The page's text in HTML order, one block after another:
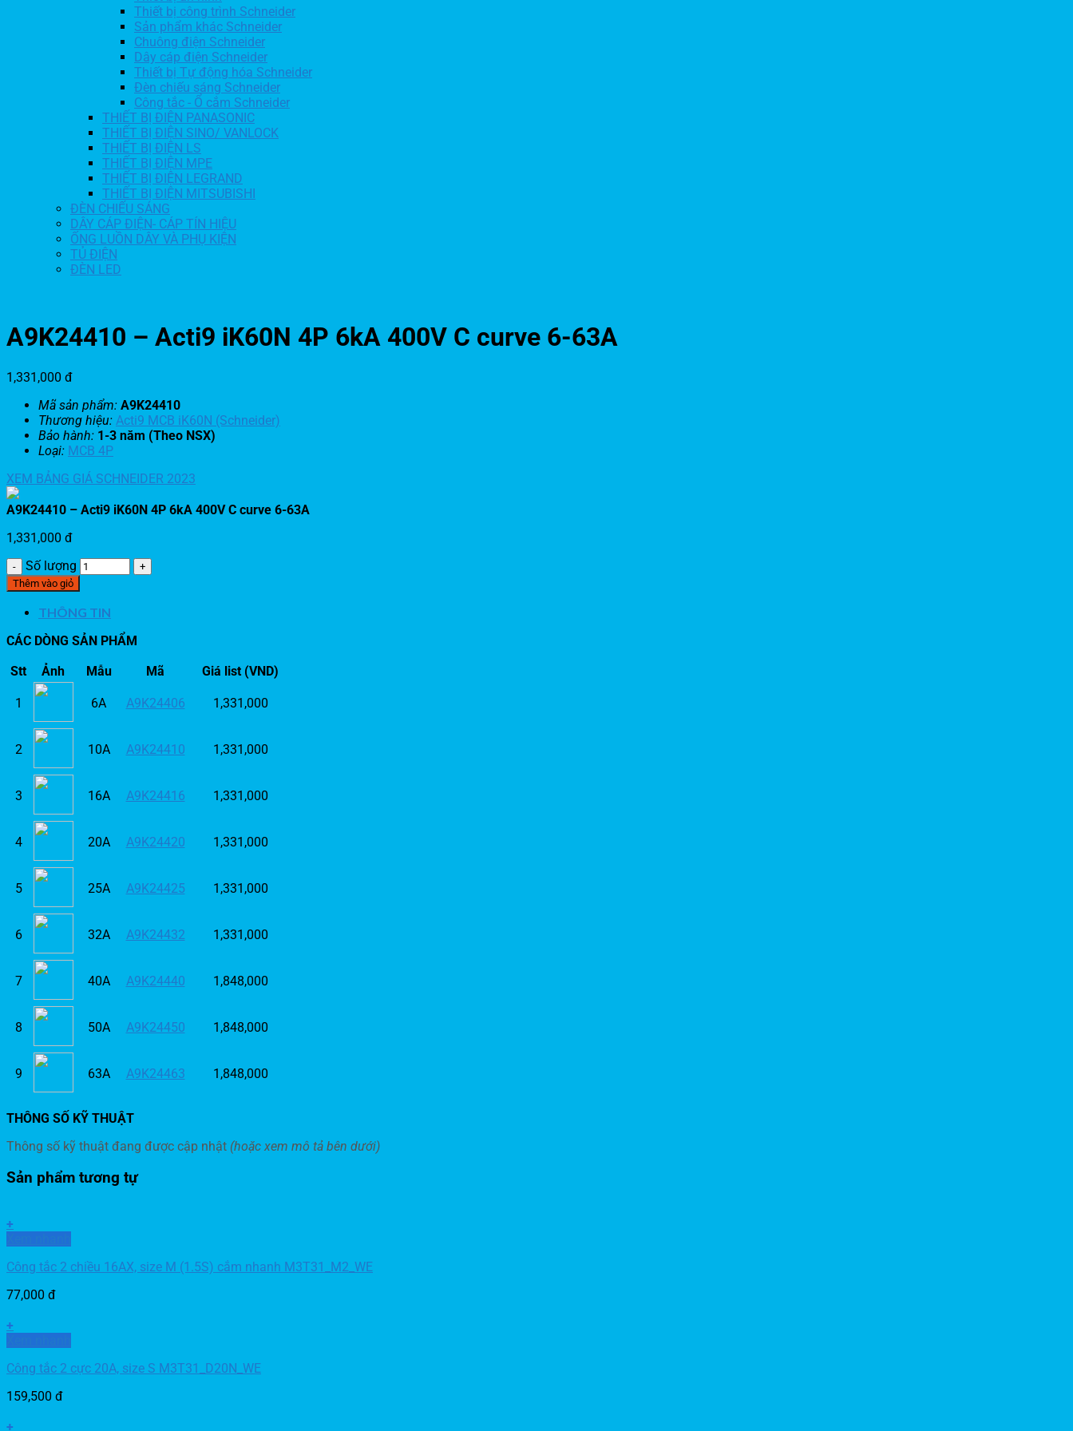
Thiết bị công trình Schneider
Sản phẩm khác Schneider
Chuông điện Schneider
Dây cáp điện Schneider
Thiết bị Tự động hóa Schneider
Đèn chiếu sáng Schneider
Công tắc - Ổ cắm Schneider
THIẾT BỊ ĐIỆN PANASONIC
THIẾT BỊ ĐIỆN SINO/ VANLOCK
THIẾT BỊ ĐIỆN LS
THIẾT BỊ ĐIỆN MPE
THIẾT BỊ ĐIỆN LEGRAND
THIẾT BỊ ĐIỆN MITSUBISHI
ĐÈN CHIẾU SÁNG
DÂY CÁP ĐIỆN- CÁP TÍN HIỆU
ỐNG LUỒN DÂY VÀ PHỤ KIỆN
TỦ ĐIỆN
ĐÈN LED
A9K24410 – Acti9 iK60N 4P 6kA 400V C curve 6-63A
1,331,000 đ
Mã sản phẩm: A9K24410
Thương hiệu: Acti9 MCB iK60N (Schneider)
Bảo hành: 1-3 năm (Theo NSX)
Loại: MCB 4P
XEM BẢNG GIÁ SCHNEIDER 2023
A9K24410 – Acti9 iK60N 4P 6kA 400V C curve 6-63A
1,331,000 đ
Số lượng
Thêm vào giỏ
THÔNG TIN
CÁC DÒNG SẢN PHẨM
Stt
Ảnh Mẫu Mã Giá list (VND)
1 6A A9K24406 1,331,000
2 10A A9K24410 1,331,000
3 16A A9K24416 1,331,000
4 20A A9K24420 1,331,000
5 25A A9K24425 1,331,000
6 32A A9K24432 1,331,000
7 40A A9K24440 1,848,000
8 50A A9K24450 1,848,000
9 63A A9K24463 1,848,000
THÔNG SỐ KỸ THUẬT
Thông số kỹ thuật đang được cập nhật (hoặc xem mô tả bên dưới)
Sản phẩm tương tự
+
Công tắc 2 chiều 16AX, size M (1.5S) cắm nhanh M3T31_M2_WE
77,000 đ
+
Công tắc 2 cực 20A, size S M3T31_D20N_WE
159,500 đ
+